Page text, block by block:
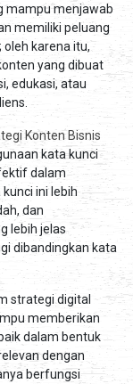
mampu menjawab
memiliki peluang
karena itu,
yang dibuat
edukasi, atau
Konten Bisnis
kata kunci
dalam
ini lebih
dan
lebih jelas
dibandingkan kata
strategi digital
memberikan
dalam bentuk
dengan
berfungsi